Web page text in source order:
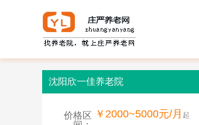
沈阳欣一佳养老院
价格区 ￥2000~5000元/月 起